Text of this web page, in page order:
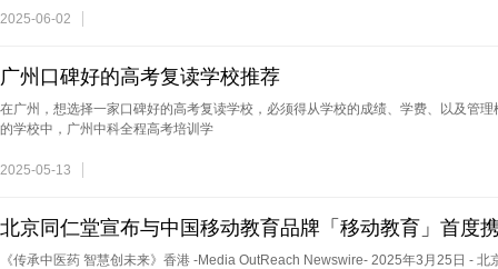
2025-06-02
广州口碑好的高考复读学校推荐
在广州，想选择一家口碑好的高考复读学校，必须得从学校的成绩、学费、以及管
的学校中，广州中科全程高考培训学
2025-05-13
北京同仁堂宣布与中国移动教育品牌「移动教育」首度
《传承中医药 智慧创未来》香港 -Media OutReach Newswire- 2025年3月25日 -